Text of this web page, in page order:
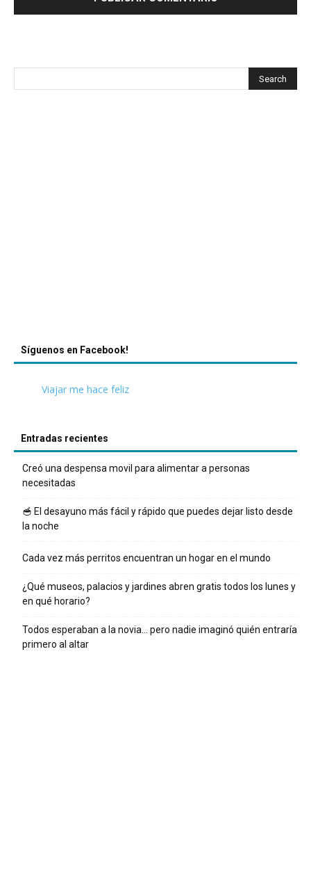
Síguenos en Facebook!
Viajar me hace feliz
Entradas recientes
Creó una despensa movil para alimentar a personas
necesitadas
🥣 El desayuno más fácil y rápido que puedes dejar listo desde
la noche
Cada vez más perritos encuentran un hogar en el mundo
¿Qué museos, palacios y jardines abren gratis todos los lunes y
en qué horario?
Todos esperaban a la novia… pero nadie imaginó quién entraría
primero al altar